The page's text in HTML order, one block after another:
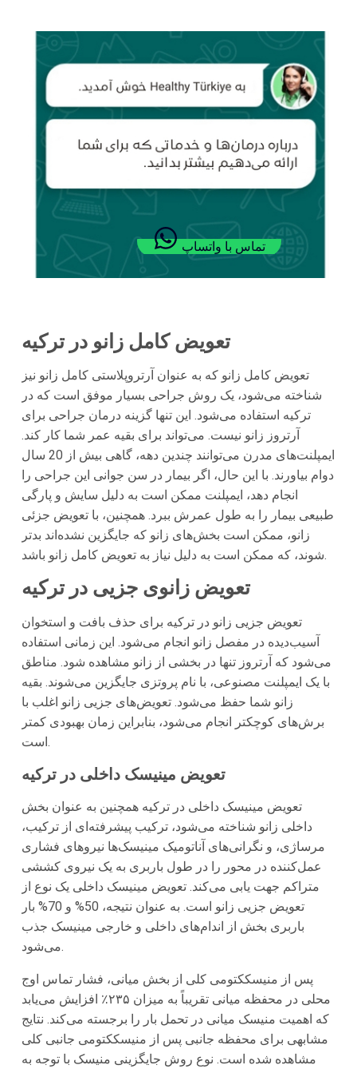
تماس با واتساپ
تعویض کامل زانو در ترکیه
تعویض کامل زانو که به عنوان آرتروپلاستی کامل زانو نیز
شناخته می‌شود، یک روش جراحی بسیار موفق است که در
ترکیه استفاده می‌شود. این تنها گزینه درمان جراحی برای
آرتروز زانو نیست. می‌تواند برای بقیه عمر شما کار کند.
ایمپلنت‌های مدرن می‌توانند چندین دهه، گاهی بیش از 20 سال
دوام بیاورند. با این حال، اگر بیمار در سن جوانی این جراحی را
انجام دهد، ایمپلنت ممکن است به دلیل سایش و پارگی
طبیعی بیمار را به طول عمرش ببرد. همچنین، با تعویض جزئی
زانو، ممکن است بخش‌های زانو که جایگزین نشده‌اند بدتر
شوند، که ممکن است به دلیل نیاز به تعویض کامل زانو باشد.
تعویض زانوی جزیی در ترکیه
تعویض جزیی زانو در ترکیه برای حذف بافت و استخوان
آسیب‌دیده در مفصل زانو انجام می‌شود. این زمانی استفاده
می‌شود که آرتروز تنها در بخشی از زانو مشاهده شود. مناطق
با یک ایمپلنت مصنوعی، با نام پروتزی جایگزین می‌شوند. بقیه
زانو شما حفظ می‌شود. تعویض‌های جزیی زانو اغلب با
برش‌های کوچکتر انجام می‌شود، بنابراین زمان بهبودی کمتر
است.
تعویض مینیسک داخلی در ترکیه
تعویض مینیسک داخلی در ترکیه همچنین به عنوان بخش
داخلی زانو شناخته می‌شود، ترکیب پیشرفته‌ای از ترکیب،
مرساژی، و نگرانی‌های آناتومیک مینیسک‌ها نیروهای فشاری
عمل‌کننده در محور را در طول باربری به یک نیروی کششی
متراکم جهت یابی می‌کند. تعویض مینیسک داخلی یک نوع از
تعویض جزیی زانو است. به عنوان نتیجه، 50% و 70% بار
باربری بخش از اندام‌های داخلی و خارجی مینیسک جذب
می‌شود.
پس از منیسککتومی کلی از بخش میانی، فشار تماس اوج
محلی در محفظه میانی تقریباً به میزان ۲۳۵٪ افزایش می‌یابد
که اهمیت منیسک میانی در تحمل بار را برجسته می‌کند. نتایج
مشابهی برای محفظه جانبی پس از منیسککتومی جانبی کلی
مشاهده شده است. نوع روش جایگزینی منیسک با توجه به